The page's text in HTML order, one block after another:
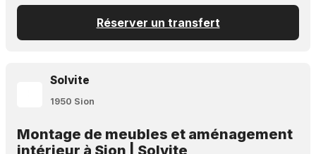
Réserver un transfert
Solvite
1950 Sion
Montage de meubles et aménagement